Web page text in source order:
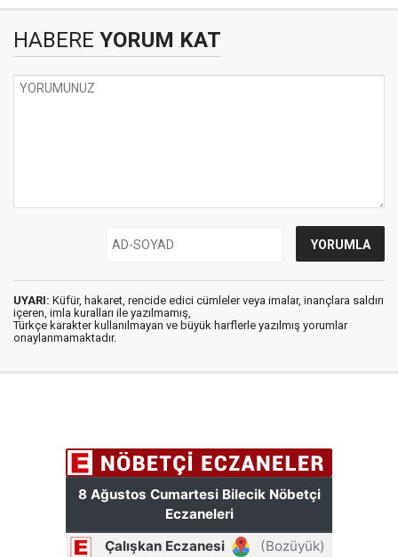
HABERE YORUM KAT
UYARI: Küfür, hakaret, rencide edici cümleler veya imalar, inançlara saldırı
içeren, imla kuralları ile yazılmamış,
Türkçe karakter kullanılmayan ve büyük harflerle yazılmış yorumlar
onaylanmamaktadır.